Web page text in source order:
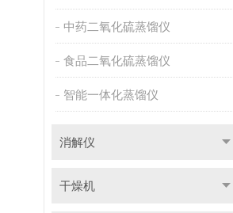
中药二氧化硫蒸馏仪
食品二氧化硫蒸馏仪
智能一体化蒸馏仪
消解仪
干燥机